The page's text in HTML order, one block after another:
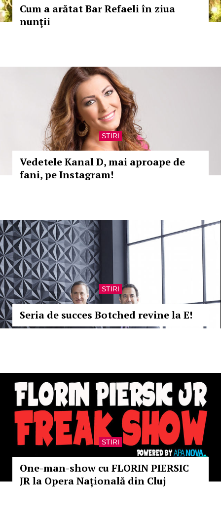
Cum a arătat Bar Refaeli în ziua
nunţii
STIRI
Vedetele Kanal D, mai aproape de
fani, pe Instagram!
STIRI
Seria de succes Botched revine la E!
STIRI
One-man-show cu FLORIN PIERSIC
JR la Opera Națională din Cluj